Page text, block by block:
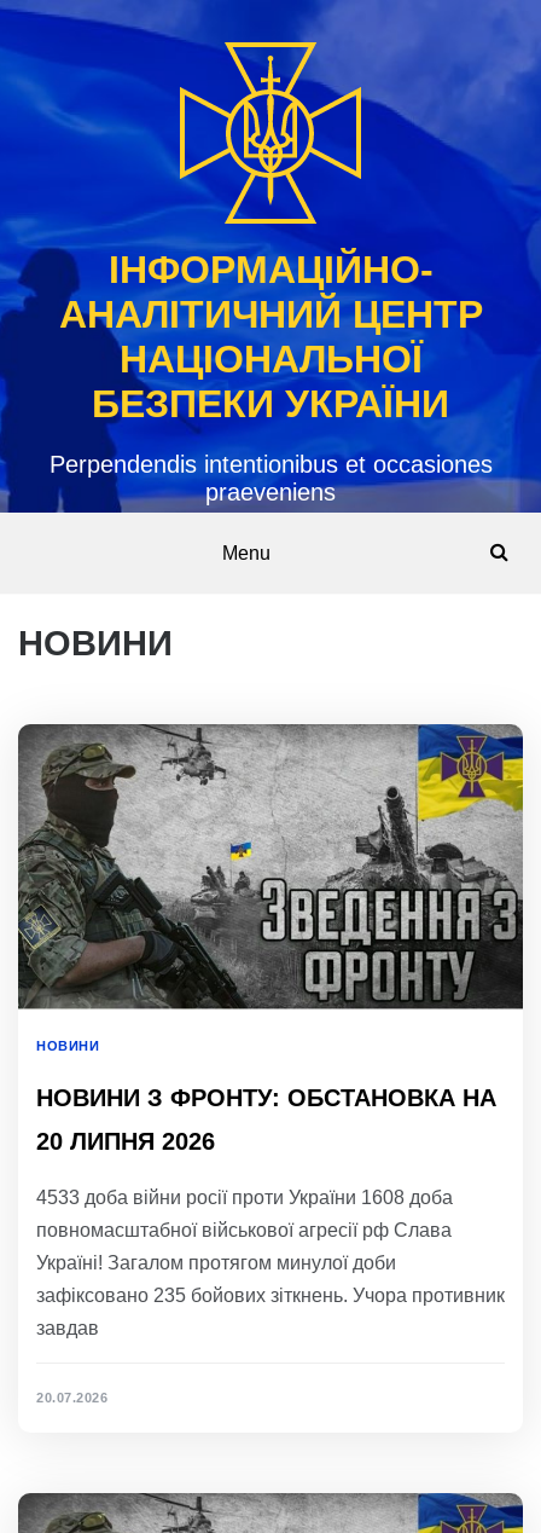
Skip
content
ІНФОРМАЦІЙНО-
АНАЛІТИЧНИЙ ЦЕНТР
НАЦІОНАЛЬНОЇ
БЕЗПЕКИ УКРАЇНИ
Perpendendis intentionibus et occasiones
praeveniens
Menu
НОВИНИ
НОВИНИ
НОВИНИ З ФРОНТУ: ОБСТАНОВКА НА
20 ЛИПНЯ 2026
4533 доба війни росії проти України 1608 доба
повномасштабної військової агресії рф Слава
Україні! Загалом протягом минулої доби
зафіксовано 235 бойових зіткнень. Учора противник
завдав
20.07.2026